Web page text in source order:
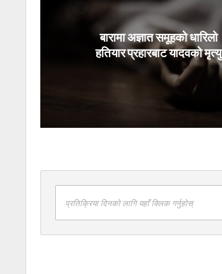
बारामा अज्ञात समूहको धारिलो
हतियार प्रहारबाट यादवको मृत्यु
प्रतिक्रिया दिनको लागि यहाँ क्लिक गर्नुहोस्